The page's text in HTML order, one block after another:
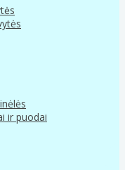
ir puodai